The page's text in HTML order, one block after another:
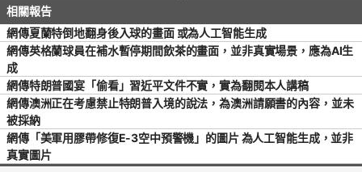
網傳夏蘭特倒地翻身後入球的畫面 或為人工智能生成
網傳英格蘭球員在補水暫停期間飲茶的畫面，並非真實場景，應為AI生
成
網傳特朗普國宴「偷看」習近平文件不實，實為翻閱本人講稿
網傳澳洲正在考慮禁止特朗普入境的說法，為澳洲請願書的內容，並未
被採納
網傳「美軍用膠帶修復E-3空中預警機」的圖片 為人工智能生成，並非
真實圖片